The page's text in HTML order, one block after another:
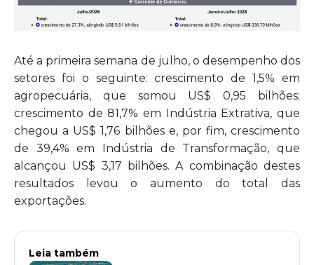
Até a primeira semana de julho, o desempenho dos
setores foi o seguinte: crescimento de 1,5% em
agropecuária, que somou US$ 0,95 bilhões;
crescimento de 81,7% em Indústria Extrativa, que
chegou a US$ 1,76 bilhões e, por fim, crescimento
de 39,4% em Indústria de Transformação, que
alcançou US$ 3,17 bilhões. A combinação destes
resultados levou o aumento do total das
exportações.
Leia também